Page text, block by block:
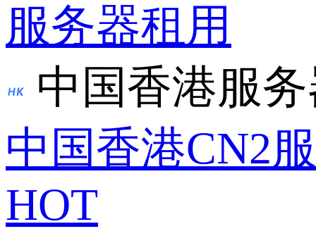
服务器租用
中国香港服
中国香港CN2
HOT